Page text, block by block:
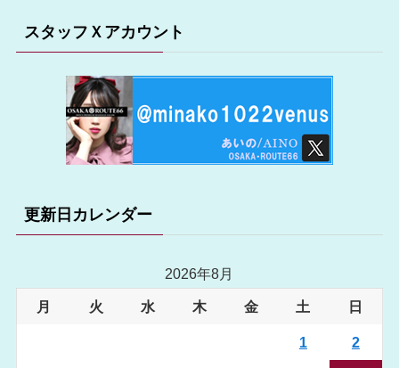
スタッフＸアカウント
更新日カレンダー
2026年8月
月 火 水 木 金 土 日
1 2